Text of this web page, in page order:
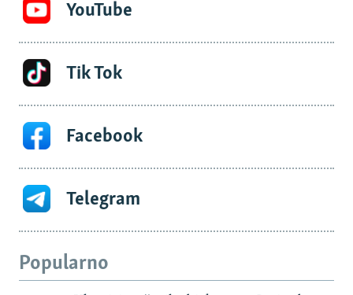
YouTube
Tik Tok
Facebook
Telegram
Popularno